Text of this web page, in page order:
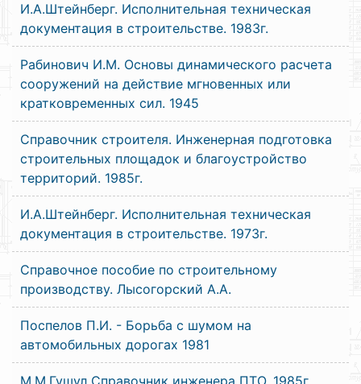
И.А.Штейнберг. Исполнительная техническая
документация в строительстве. 1983г.
Рабинович И.М. Основы динамического расчета
сооружений на действие мгновенных или
кратковременных сил. 1945
Справочник строителя. Инженерная подготовка
строительных площадок и благоустройство
территорий. 1985г.
И.А.Штейнберг. Исполнительная техническая
документация в строительстве. 1973г.
Справочное пособие по строительному
производству. Лысогорский А.А.
Поспелов П.И. - Борьба с шумом на
автомобильных дорогах 1981
М.М.Гушул Справочник инженера ПТО. 1985г.